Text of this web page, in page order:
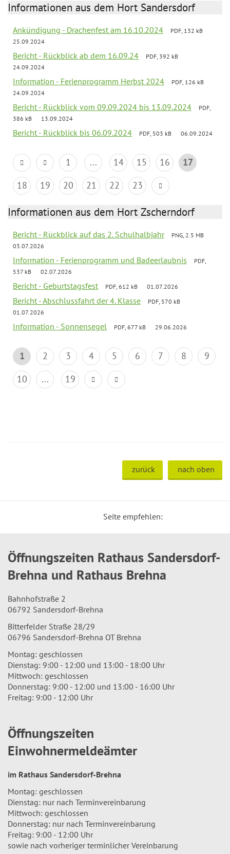
Informationen aus dem Hort Sandersdorf
Ankündigung - Drachenfest am 16.10.2024
PDF, 132 kB
25.09.2024
Bericht - Rückblick ab dem 16.09.24
PDF, 392 kB
24.09.2024
Information - Ferienprogramm Herbst 2024
PDF, 126 kB
24.09.2024
Bericht - Rückblick vom 09.09.2024 bis 13.09.2024
PDF,
386 kB
13.09.2024
Bericht - Rückblick bis 06.09.2024 PDF, 503 kB 06.09.2024
1 ... 14 15 16
17
18
19 20 21 22 23
Informationen aus dem Hort Zscherndorf
Bericht - Rückblick auf das 2. Schulhalbjahr
PNG, 2.5 MB
03.07.2026
Information - Ferienprogramm und Badeerlaubnis
PDF,
537 kB
02.07.2026
Bericht - Geburtstagsfest PDF, 612 kB 01.07.2026
Bericht - Abschlussfahrt der 4. Klasse
PDF, 570 kB
01.07.2026
Information - Sonnensegel PDF, 677 kB 29.06.2026
1 2 3 4 5 6 7 8
9
10
... 19
zurück nach oben
Seite empfehlen:
Öffnungszeiten Rathaus Sandersdorf-
Brehna und Rathaus Brehna
Bahnhofstraße 2
06792 Sandersdorf-Brehna
Bitterfelder Straße 28/29
06796 Sandersdorf-Brehna OT Brehna
Montag: geschlossen
Dienstag: 9:00 - 12:00 und 13:00 - 18:00 Uhr
Mittwoch: geschlossen
Donnerstag: 9:00 - 12:00 und 13:00 - 16:00 Uhr
Freitag: 9:00 - 12:00 Uhr
Öffnungszeiten
Einwohnermeldeämter
im Rathaus Sandersdorf-Brehna
Montag: geschlossen
Dienstag: nur nach Terminvereinbarung
Mittwoch: geschlossen
Donnerstag: nur nach Terminvereinbarung
Freitag: 9:00 - 12:00 Uhr
sowie nach vorheriger terminlicher Vereinbarung